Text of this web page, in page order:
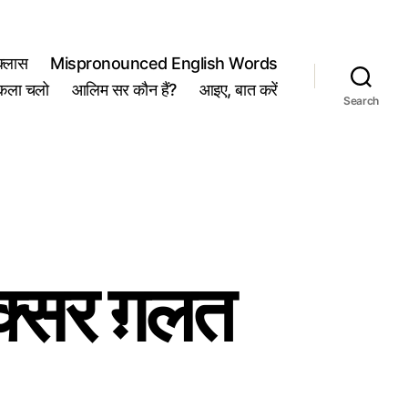
Mispronounced English Words
चलो
आलिम सर कौन हैं? आइए, बात करें
Search
ग़लत